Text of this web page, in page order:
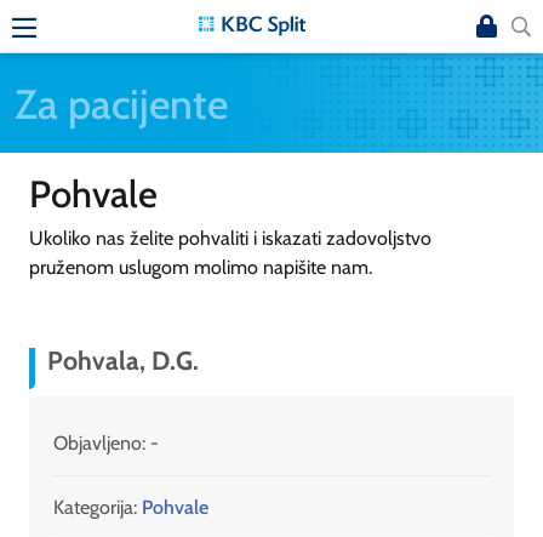
Za pacijente
Pohvale
Ukoliko nas želite pohvaliti i iskazati zadovoljstvo
pruženom uslugom molimo napišite nam.
Pohvala, D.G.
Objavljeno: -
Kategorija: Pohvale